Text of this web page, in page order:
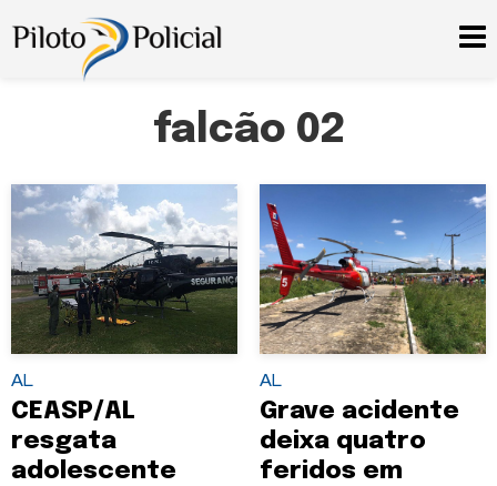
falcão 02
AL
CEASP/AL
resgata
adolescente
AL
Grave acidente
deixa quatro
feridos em